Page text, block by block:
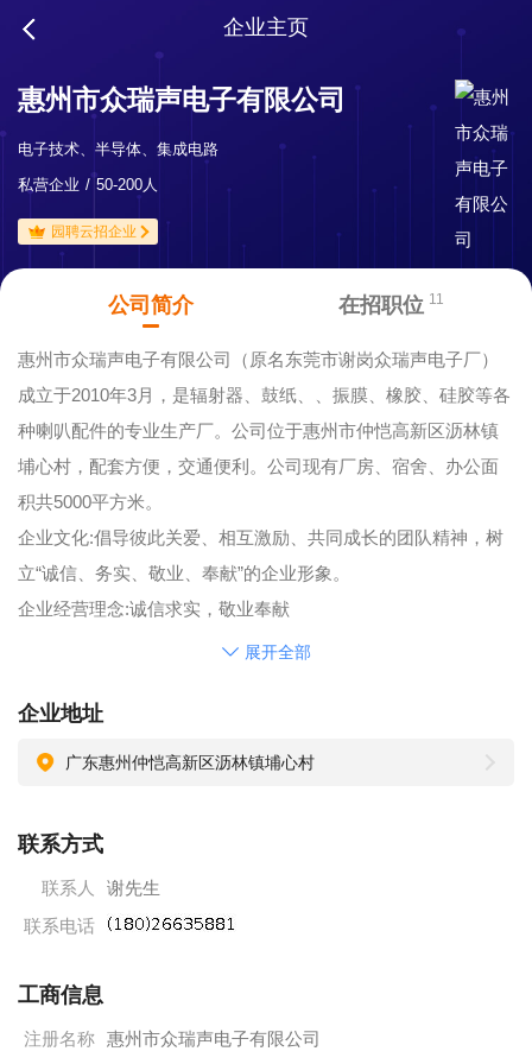
企业主页
惠州市众瑞声电子有限公司
电子技术、半导体、集成电路
私营企业
50-200人
园聘云招企业
公司简介 在招职位 11
惠州市众瑞声电子有限公司（原名东莞市谢岗众瑞声电子厂）
成立于2010年3月，是辐射器、鼓纸、、振膜、橡胶、硅胶等各
种喇叭配件的专业生产厂。公司位于惠州市仲恺高新区沥林镇
埔心村，配套方便，交通便利。公司现有厂房、宿舍、办公面
积共5000平方米。
企业文化:倡导彼此关爱、相互激励、共同成长的团队精神，树
立“诚信、务实、敬业、奉献”的企业形象。
企业经营理念:诚信求实，敬业奉献
企业经营指南:以顾客为导向,执着追求客户满意
企业人才观念:德才能拼;具有学习能力,赢得工作成绩的能力,带
动影响他人。
展开全部
企业地址
广东惠州仲恺高新区沥林镇埔心村
联系方式
联系人
谢先生
联系电话
工商信息
注册名称 惠州市众瑞声电子有限公司